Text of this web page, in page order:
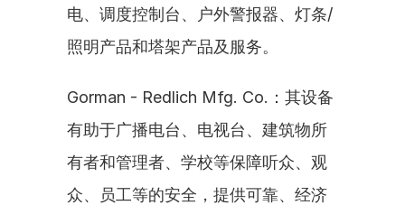
电、调度控制台、户外警报器、灯条/
照明产品和塔架产品及服务。
Gorman - Redlich Mfg. Co.：其设备
有助于广播电台、电视台、建筑物所
有者和管理者、学校等保障听众、观
众、员工等的安全，提供可靠、经济